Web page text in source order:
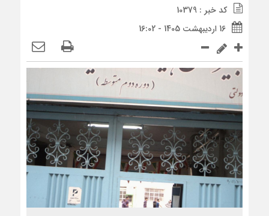
کد خبر : 10379
16 اردیبهشت 1405 - 16:02